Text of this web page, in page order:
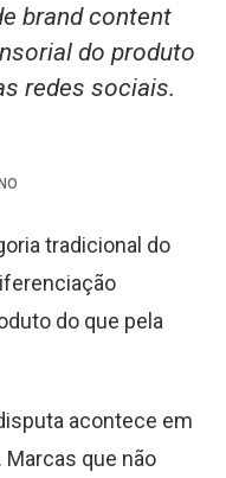
brand content
do produto
redes sociais.
tradicional do
do que pela
acontece em
que não